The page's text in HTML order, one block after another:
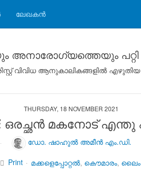
ലേഖകന്‍
പറ്റി
വിവിധ ആനുകാലികങ്ങളില്‍
THURSDAY, 18 NOVEMBER 2021
മകനോട് എന്തു
ഡോ. ഷാഹുല്‍ അമീന്‍ എം.ഡി.
Print മക്കളെപ്പോറ്റല്‍ കൌമാരം